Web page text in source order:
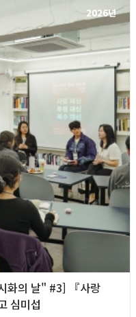
2026년
화의 날" #3] 『사랑
심미섭